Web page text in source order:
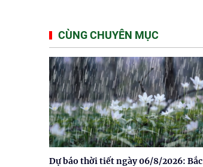
CÙNG CHUYÊN MỤC
Dự báo thời tiết ngày 06/8/2026: Bắc